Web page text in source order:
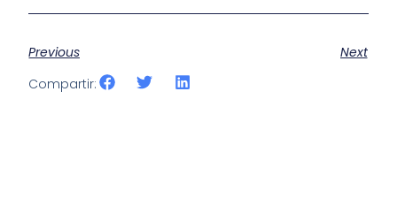
Previous
Next
Compartir: